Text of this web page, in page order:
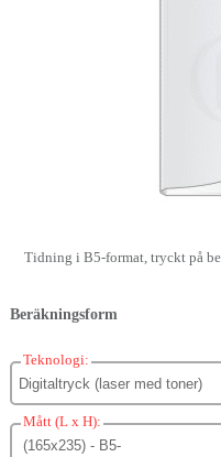
Tidning i B5-format, tryckt på
Beräkningsform
Teknologi:
Mått (L x H):